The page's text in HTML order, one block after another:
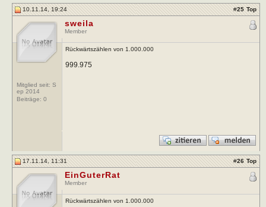
10.11.14, 19:24 #25 Top
Mitglied seit: S
ep 2014
Beiträge: 0
sweila
Member
Rückwärtszählen von 1.000.000
999.975
17.11.14, 11:31 #26 Top
EinGuterRat
Member
Rückwärtszählen von 1.000.000